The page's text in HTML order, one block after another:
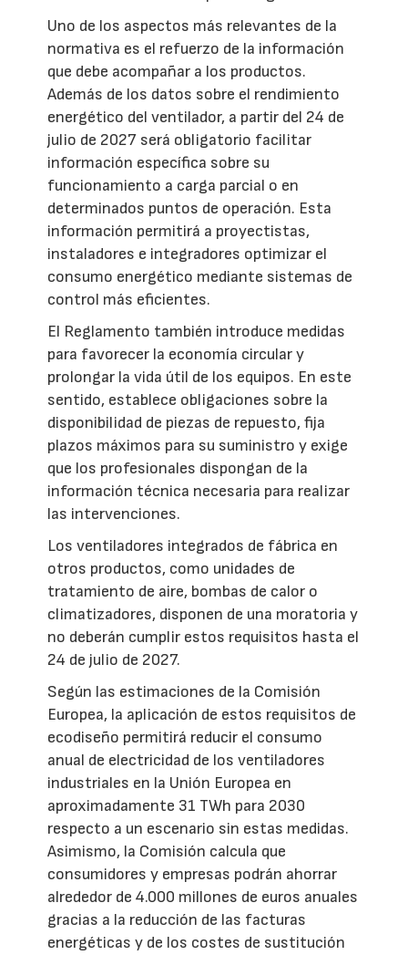
Uno de los aspectos más relevantes de la
normativa es el refuerzo de la información
que debe acompañar a los productos.
Además de los datos sobre el rendimiento
energético del ventilador, a partir del 24 de
julio de 2027 será obligatorio facilitar
información específica sobre su
funcionamiento a carga parcial o en
determinados puntos de operación. Esta
información permitirá a proyectistas,
instaladores e integradores optimizar el
consumo energético mediante sistemas de
control más eficientes.
El Reglamento también introduce medidas
para favorecer la economía circular y
prolongar la vida útil de los equipos. En este
sentido, establece obligaciones sobre la
disponibilidad de piezas de repuesto, fija
plazos máximos para su suministro y exige
que los profesionales dispongan de la
información técnica necesaria para realizar
las intervenciones.
Los ventiladores integrados de fábrica en
otros productos, como unidades de
tratamiento de aire, bombas de calor o
climatizadores, disponen de una moratoria y
no deberán cumplir estos requisitos hasta el
24 de julio de 2027.
Según las estimaciones de la Comisión
Europea, la aplicación de estos requisitos de
ecodiseño permitirá reducir el consumo
anual de electricidad de los ventiladores
industriales en la Unión Europea en
aproximadamente 31 TWh para 2030
respecto a un escenario sin estas medidas.
Asimismo, la Comisión calcula que
consumidores y empresas podrán ahorrar
alrededor de 4.000 millones de euros anuales
gracias a la reducción de las facturas
energéticas y de los costes de sustitución